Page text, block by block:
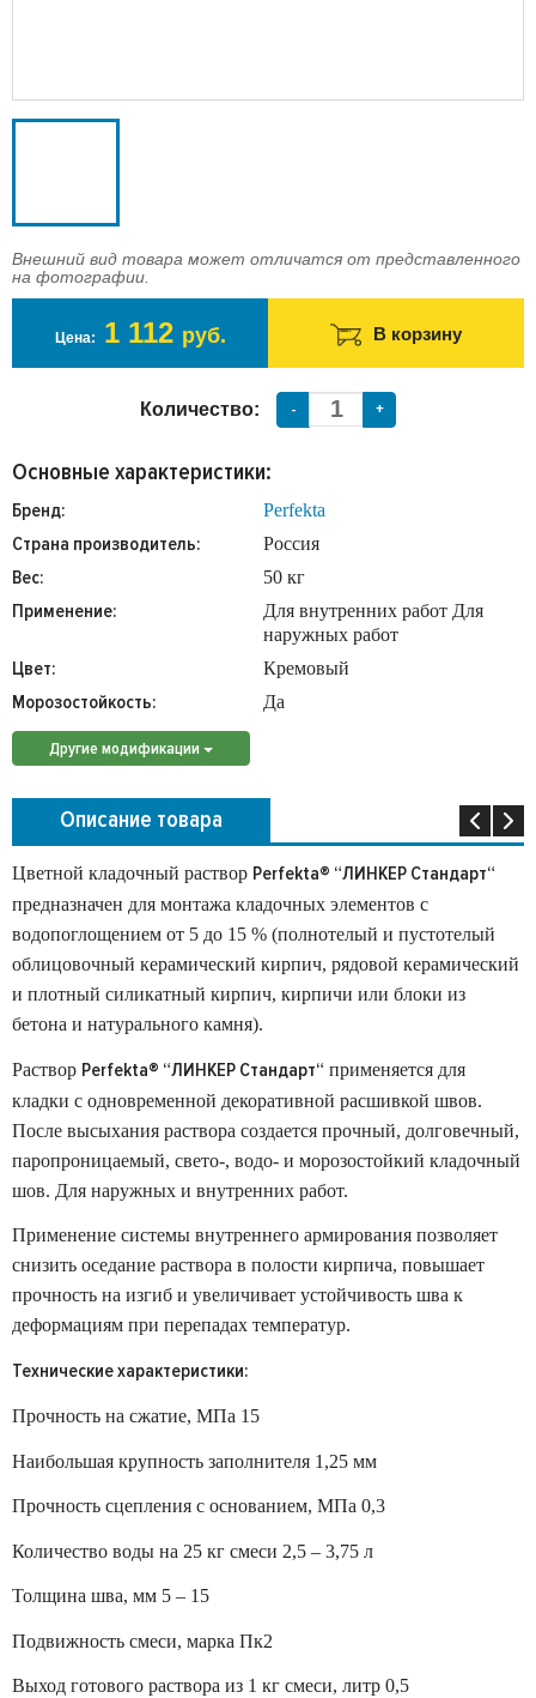
Внешний вид товара может отличатся от представленного
на фотографии.
Цена: 1 112 руб. В корзину
Количество: - +
Основные характеристики:
Бренд: Perfekta
Страна производитель: Россия
Вес: 50 кг
Применение:
Для внутренних работ Для
наружных работ
Цвет: Кремовый
Морозостойкость: Да
Другие модификации
Описание товара
Цветной кладочный раствор Perfekta® “ЛИНКЕР Стандарт“
предназначен для монтажа кладочных элементов с
водопоглощением от 5 до 15 % (полнотелый и пустотелый
облицовочный керамический кирпич, рядовой керамический
и плотный силикатный кирпич, кирпичи или блоки из
бетона и натурального камня).
Раствор Perfekta® “ЛИНКЕР Стандарт“ применяется для
кладки с одновременной декоративной расшивкой швов.
После высыхания раствора создается прочный, долговечный,
паропроницаемый, свето-, водо- и морозостойкий кладочный
шов. Для наружных и внутренних работ.
Применение системы внутреннего армирования позволяет
снизить оседание раствора в полости кирпича, повышает
прочность на изгиб и увеличивает устойчивость шва к
деформациям при перепадах температур.
Технические характеристики:
Прочность на сжатие, МПа 15
Наибольшая крупность заполнителя 1,25 мм
Прочность сцепления с основанием, МПа 0,3
Количество воды на 25 кг смеси 2,5 – 3,75 л
Толщина шва, мм 5 – 15
Подвижность смеси, марка Пк2
Выход готового раствора из 1 кг смеси, литр 0,5